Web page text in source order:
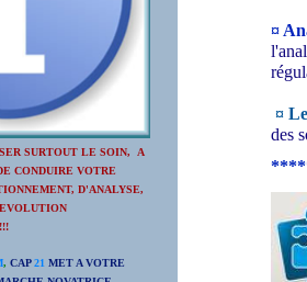
SURTOUT LE SOIN, A
CONDUIRE VOTRE
D'ANALYSE,
, CAP 21 MET A VOTRE
¤
¤
des